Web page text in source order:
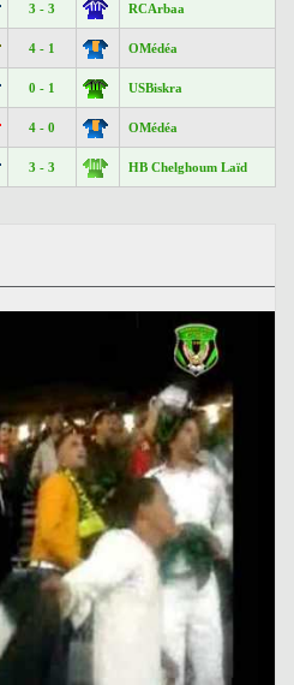
3 - 3 RCArbaa
4 - 1 OMédéa
0 - 1 USBiskra
4 - 0 OMédéa
3 - 3 HB Chelghoum Laïd